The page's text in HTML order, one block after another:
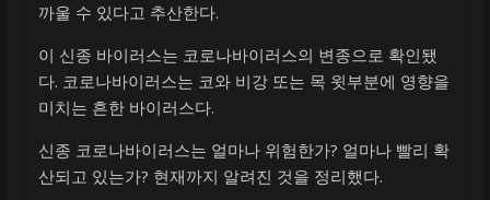
까울 수 있다고 추산한다.
이 신종 바이러스는 코로나바이러스의 변종으로 확인됐
다. 코로나바이러스는 코와 비강 또는 목 윗부분에 영향을
미치는 흔한 바이러스다.
신종 코로나바이러스는 얼마나 위험한가? 얼마나 빨리 확
산되고 있는가? 현재까지 알려진 것을 정리했다.